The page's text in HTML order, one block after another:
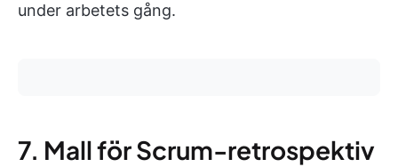
under arbetets gång.
7. Mall för Scrum-retrospektiv